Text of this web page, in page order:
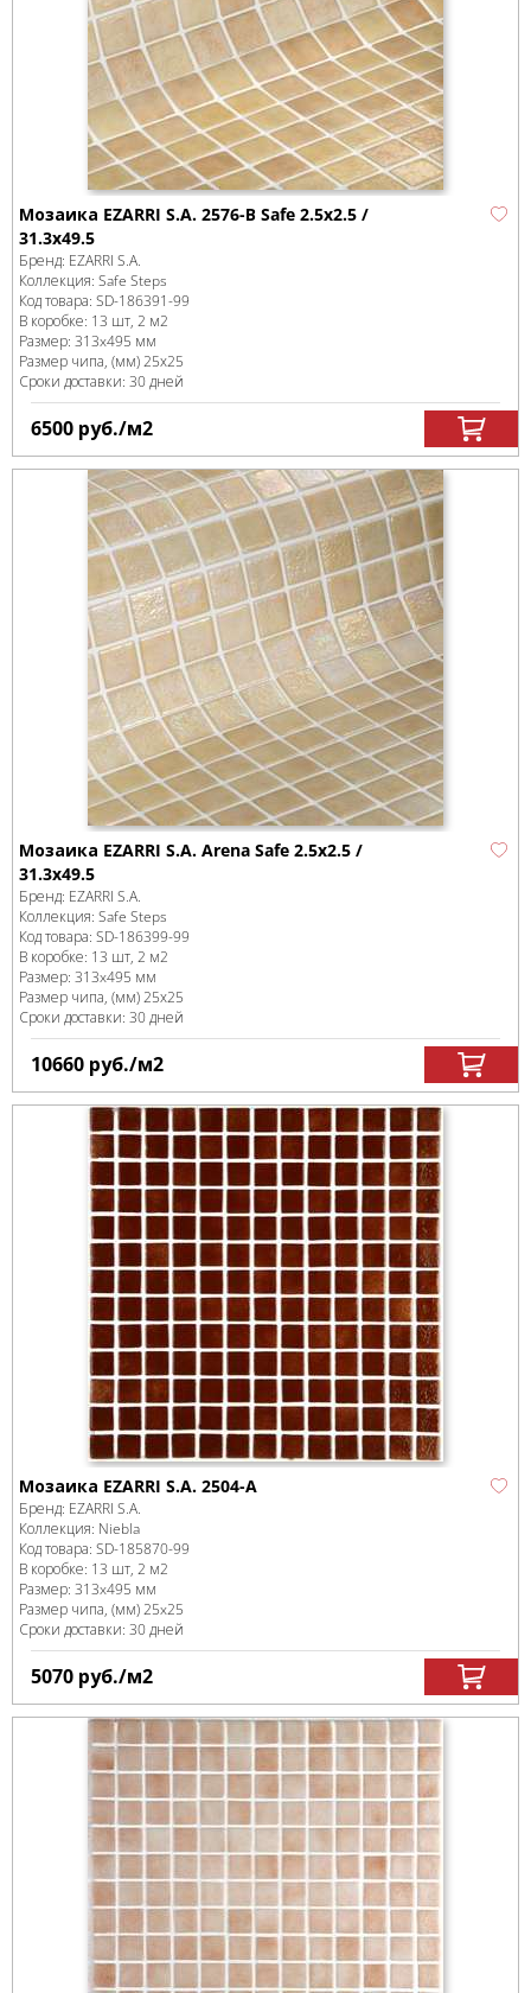
Мозаика EZARRI S.A. 2576-В Safe 2.5х2.5 /
31.3х49.5
Бренд: EZARRI S.A.
Коллекция: Safe Steps
Код товара: SD-186391-99
В коробке: 13 шт, 2 м2
Размер: 313x495 мм
Размер чипа, (мм)25х25
Сроки доставки: 30 дней
6500 руб./м2
Мозаика EZARRI S.A. Arena Safe 2.5х2.5 /
31.3х49.5
Бренд: EZARRI S.A.
Коллекция: Safe Steps
Код товара: SD-186399-99
В коробке: 13 шт, 2 м2
Размер: 313x495 мм
Размер чипа, (мм)25х25
Сроки доставки: 30 дней
10660 руб./м2
Мозаика EZARRI S.A. 2504-A
Бренд: EZARRI S.A.
Коллекция: Niebla
Код товара: SD-185870-99
В коробке: 13 шт, 2 м2
Размер: 313x495 мм
Размер чипа, (мм)25x25
Сроки доставки: 30 дней
5070 руб./м2